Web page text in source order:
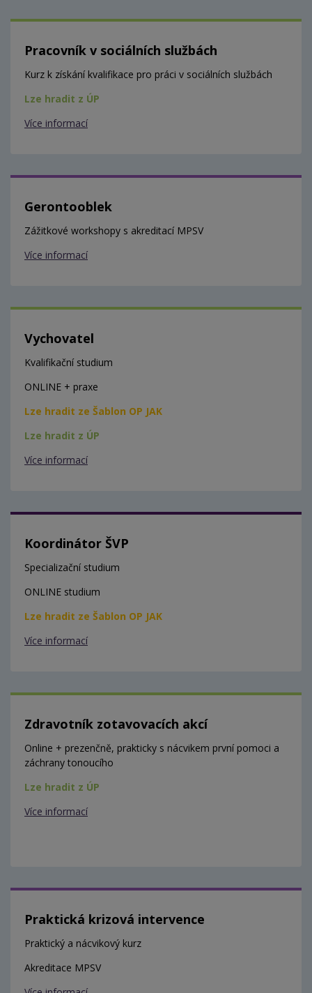
Pracovník v sociálních službách
Kurz k získání kvalifikace pro práci v sociálních službách
Lze hradit z ÚP
Více informací
Gerontooblek
Zážitkové workshopy s akreditací MPSV
Více informací
Vychovatel
Kvalifikační studium
ONLINE + praxe
Lze hradit ze Šablon OP JAK
Lze hradit z ÚP
Více informací
Koordinátor ŠVP
Specializační studium
ONLINE studium
Lze hradit ze Šablon OP JAK
Více informací
Zdravotník zotavovacích akcí
Online + prezenčně, prakticky s nácvikem první pomoci a
záchrany tonoucího
Lze hradit z ÚP
Více informací
Praktická krizová intervence
Praktický a nácvikový kurz
Akreditace MPSV